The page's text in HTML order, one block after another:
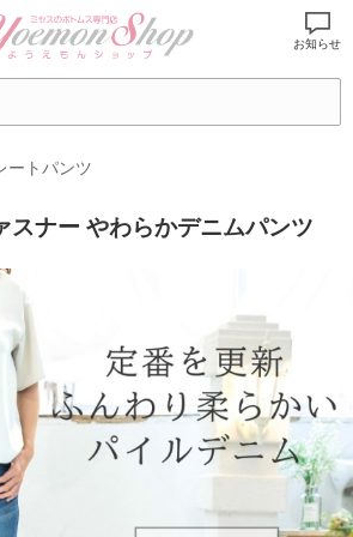
お知らせ
ートパンツ
ナー やわらかデニムパンツ